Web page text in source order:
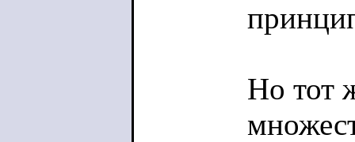
Но тот